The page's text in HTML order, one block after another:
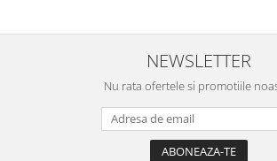
Broaste si clante
Accesorii pentru animale
Aparate de Masaj
Articole si accesorii birou
NEWSLETTER
Nu rata ofertele si promotiile